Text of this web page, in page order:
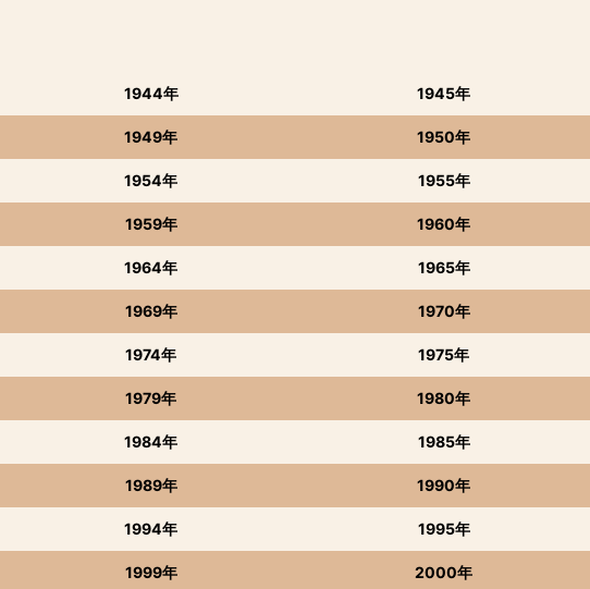
1944年 1945年
1949年 1950年
1954年 1955年
1959年 1960年
1964年 1965年
1969年 1970年
1974年 1975年
1979年 1980年
1984年 1985年
1989年 1990年
1994年 1995年
1999年 2000年